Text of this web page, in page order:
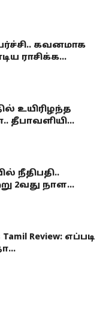
கவனமாக
ராசிக்க...
உயிரிழந்த
தீபாவளியி...
நீதிபதி..
2வது நாள...
Tamil Review: எப்படி